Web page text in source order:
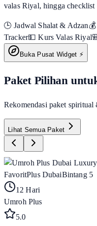
valas Riyal, hingga
🕒 Jadwal Shalat & Adzan
Tracker💵 Kurs Valas Riyal
Buka Pusat Widget ⚡
Paket Pilihan
Rekomendasi paket
Lihat Semua Paket
FavoritPlus DubaiBintang 5
12 Hari
Umroh Plus
5.0